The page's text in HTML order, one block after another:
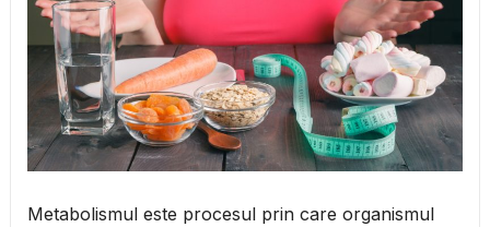
Metabolismul este procesul prin care organismul